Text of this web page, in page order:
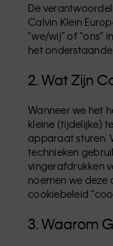
De
Calvin Klein
"we/wij” of “ons”
het
2. Wat Zijn
Wanneer we het
kleine (tijdelijke)
apparaat sturen.
technieken
vingerafdrukken
noemen we deze
cookiebeleid
3. Waarom